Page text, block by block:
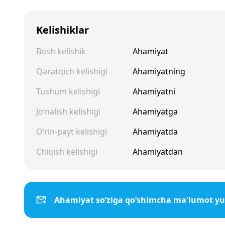
Kelishiklar
Bosh kelishik
Ahamiyat
Qaratqich kelishigi
Ahamiyatning
Tushum kelishigi
Ahamiyatni
Jo‘nalish kelishigi
Ahamiyatga
O‘rin-payt kelishigi
Ahamiyatda
Chiqish kelishigi
Ahamiyatdan
Ahamiyat so‘ziga qo‘shimcha ma'lumot